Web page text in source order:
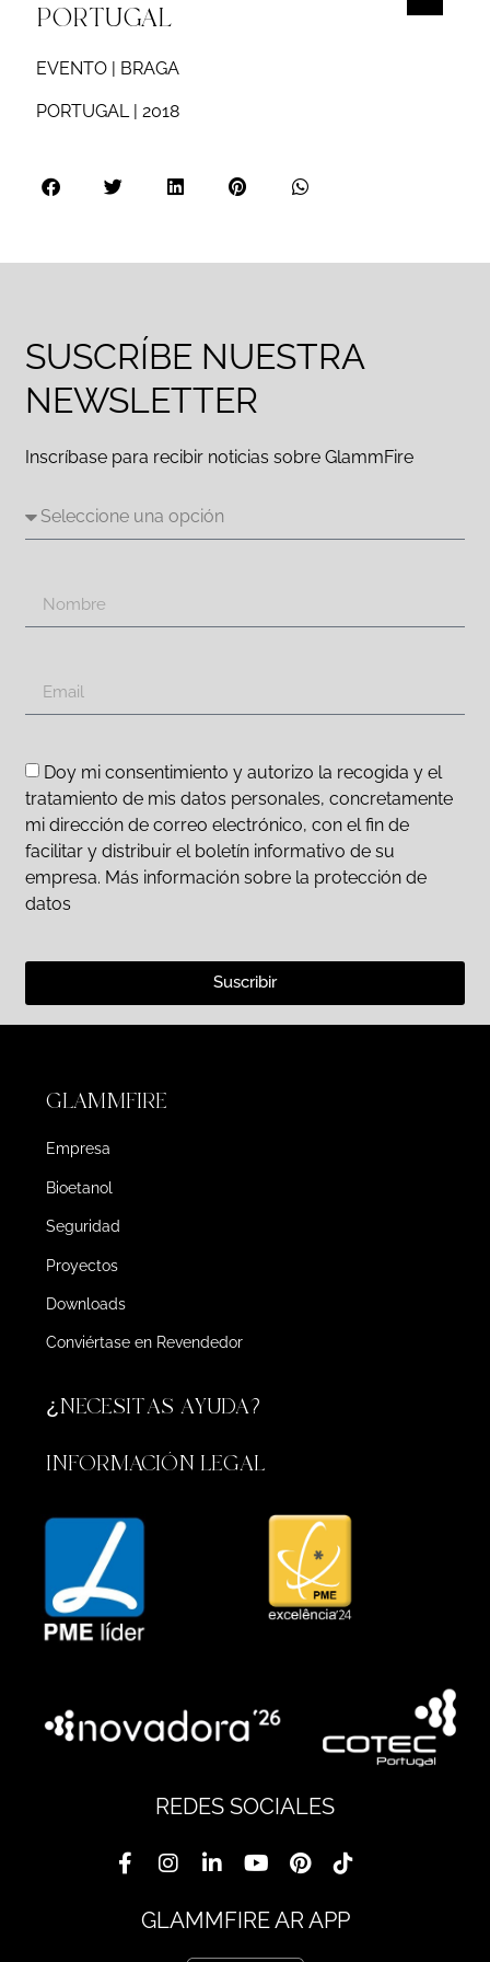
PORTUGAL
EVENTO | BRAGA
PORTUGAL | 2018
SUSCRÍBE NUESTRA
NEWSLETTER
Inscríbase para recibir noticias sobre GlammFire
Doy mi consentimiento y autorizo la recogida y el
tratamiento de mis datos personales, concretamente
mi dirección de correo electrónico, con el fin de
facilitar y distribuir el boletín informativo de su
empresa. Más información sobre la protección de
datos
Suscribir
GLAMMFIRE
Empresa
Bioetanol
Seguridad
Proyectos
Downloads
Conviértase en Revendedor
¿NECESITAS AYUDA?
INFORMACIÓN LEGAL
REDES SOCIALES
GLAMMFIRE AR APP